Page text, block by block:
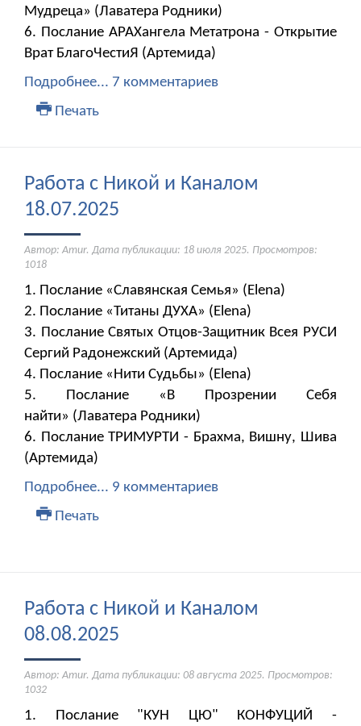
Мудреца» (Лаватера Родники)
6. Послание АРАХангела Метатрона - Открытие
Врат БлагоЧестиЯ (Артемида)
Подробнее... 7 комментариев
Печать
Работа с Никой и Каналом
18.07.2025
Автор: Amur. Дата публикации: 18 июля 2025. Просмотров:
1018
1. Послание «Славянская Семья» (Elena)
2. Послание «Титаны ДУХА» (Elena)
3. Послание Святых Отцов-Защитник Всея РУСИ
Сергий Радонежский (Артемида)
4. Послание «Нити Судьбы» (Elena)
5. Послание «В Прозрении Себя
найти» (Лаватера Родники)
6. Послание ТРИМУРТИ - Брахма, Вишну, Шива
(Артемида)
Подробнее... 9 комментариев
Печать
Работа с Никой и Каналом
08.08.2025
Автор: Amur. Дата публикации: 08 августа 2025. Просмотров:
1032
1. Послание "КУН ЦЮ" КОНФУЦИЙ -